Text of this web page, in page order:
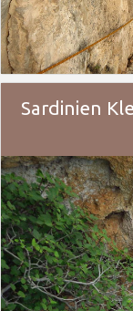
Sardinien